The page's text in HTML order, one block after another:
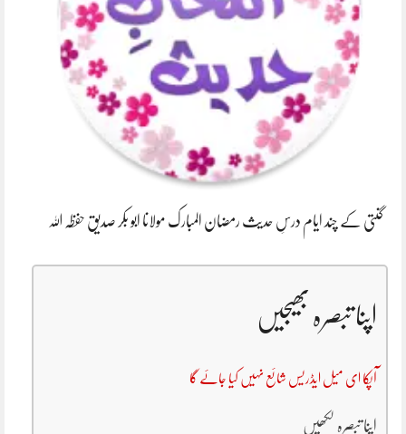
گنتی کے چند ایام درسِ حدیث رمضان المبارک مولانا ابو بکر صدیق حفظہ اللہ
اپنا تبصرہ بھیجیں
آپکا ای میل ایڈریس شائع نہیں کیا جائے گا
اپنا تبصرہ لکھیں